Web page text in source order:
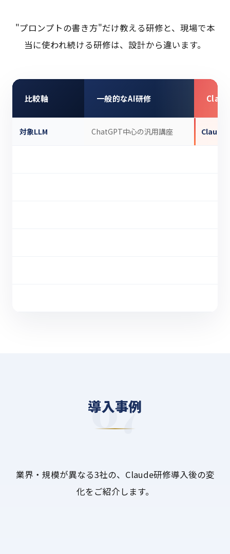
"プロンプトの書き方"だけ教える研修と、現場で本
当に使われ続ける研修は、設計から違います。
比較軸 一般的なAI研修
対象LLM ChatGPT中心の汎用講座 Claude
導入事例
業界・規模が異なる3社の、Claude研修導入後の変
化をご紹介します。